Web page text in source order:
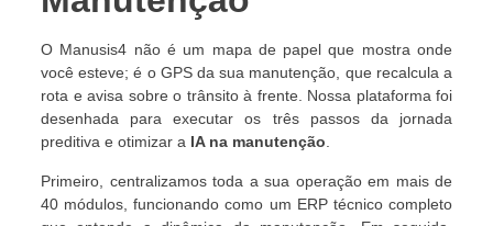
O Manusis4 não é um mapa de papel que mostra onde
você esteve; é o GPS da sua manutenção, que recalcula a
rota e avisa sobre o trânsito à frente. Nossa plataforma foi
desenhada para executar os três passos da jornada
preditiva e otimizar a IA na manutenção.
Primeiro, centralizamos toda a sua operação em mais de
40 módulos, funcionando como um ERP técnico completo